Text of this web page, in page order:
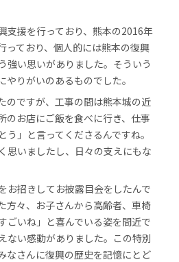
支援を行っており、熊本の2016年
っており、個人的には熊本の復興
強い思いがありました。そういう
りがいのあるものでした。
のですが、工事の間は熊本城の近
のお店にご飯を食べに行き、仕事
」と言ってくださるんですね。
思いましたし、日々の支えにもな
お招きしてお披露目会をしたんで
方々、お子さんから高齢者、車椅
ごいね」と喜んでいる姿を間近で
ない感動がありました。この特別
なさんに復興の歴史を記憶にとど